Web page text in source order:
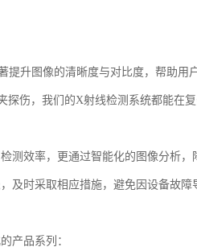
提升图像的清晰度与对比度，帮助用
探伤，我们的X射线检测系统都能在
测效率，更通过智能化的图像分析
及时采取相应措施，避免因设备故障
产品系列：